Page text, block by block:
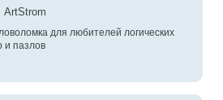
ArtStrom
для любителей логических
и пазлов